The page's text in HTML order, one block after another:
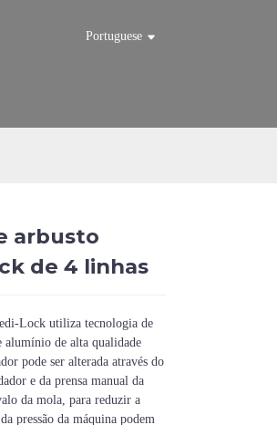
Portuguese
arbusto
de 4 linhas
Lock utiliza tecnologia de
alumínio de alta qualidade
pode ser alterada através do
e da prensa manual da
da mola, para reduzir a
pressão da máquina podem